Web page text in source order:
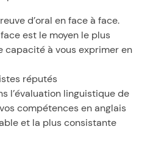
d’oral en face à face.
est le moyen le plus
à vous exprimer en
réputés
l’évaluation linguistique de
vos compétences en anglais
et la plus consistante